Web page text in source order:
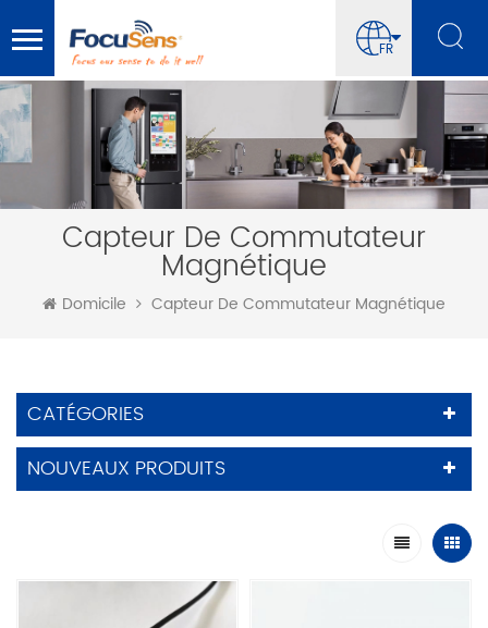
FR
Capteur De Commutateur
Magnétique
Domicile Capteur De Commutateur Magnétique
CATÉGORIES
NOUVEAUX PRODUITS